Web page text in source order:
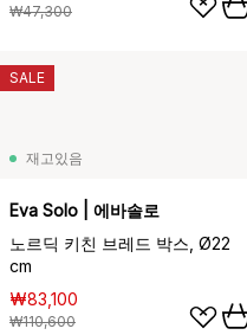
₩47,300
재고있음
Eva Solo | 에바솔로
노르딕 키친 브레드 박스, Ø22
cm
₩83,100
₩110,600
SALE